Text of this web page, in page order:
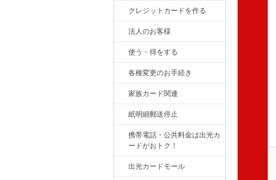
クレジットカードを作る
法人のお客様
使う・得をする
各種変更のお手続き
家族カード関連
紙明細郵送停止
携帯電話・公共料金は出光カ
ードがおトク！
出光カードモール